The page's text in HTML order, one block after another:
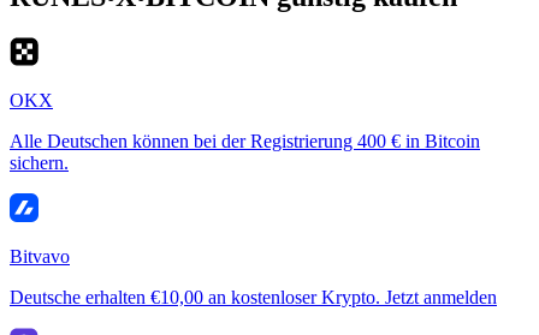
OKX
Alle Deutschen können bei der Registrierung 400 € in Bitcoin
sichern.
Bitvavo
Deutsche erhalten €10,00 an kostenloser Krypto. Jetzt anmelden